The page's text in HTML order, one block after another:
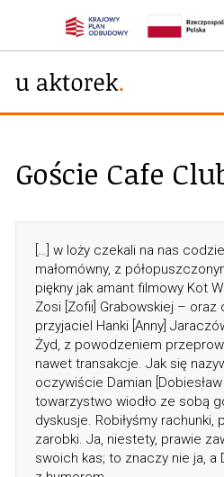
Goście Cafe
[…] w loży czekali na nas
małomówny, z
piękny jak amant filmowy Kot
Zosi [Zofii] Grabowskiej –
przyjaciel Hanki [Anny]
Żyd, z powodzeniem
nawet transakcje. Jak się
oczywiście Damian
towarzystwo wiodło ze sobą
dyskusje. Robiłyśmy rachunki,
zarobki. Ja, niestety, prawie
swoich kas; to znaczy nie ja, a